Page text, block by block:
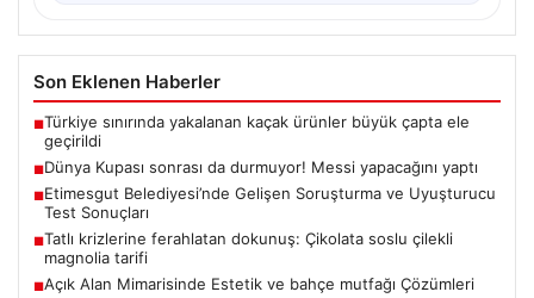
Son Eklenen Haberler
■Türkiye sınırında yakalanan kaçak ürünler büyük çapta ele
geçirildi
■Dünya Kupası sonrası da durmuyor! Messi yapacağını yaptı
■Etimesgut Belediyesi’nde Gelişen Soruşturma ve Uyuşturucu
Test Sonuçları
■Tatlı krizlerine ferahlatan dokunuş: Çikolata soslu çilekli
magnolia tarifi
■Açık Alan Mimarisinde Estetik ve bahçe mutfağı Çözümleri